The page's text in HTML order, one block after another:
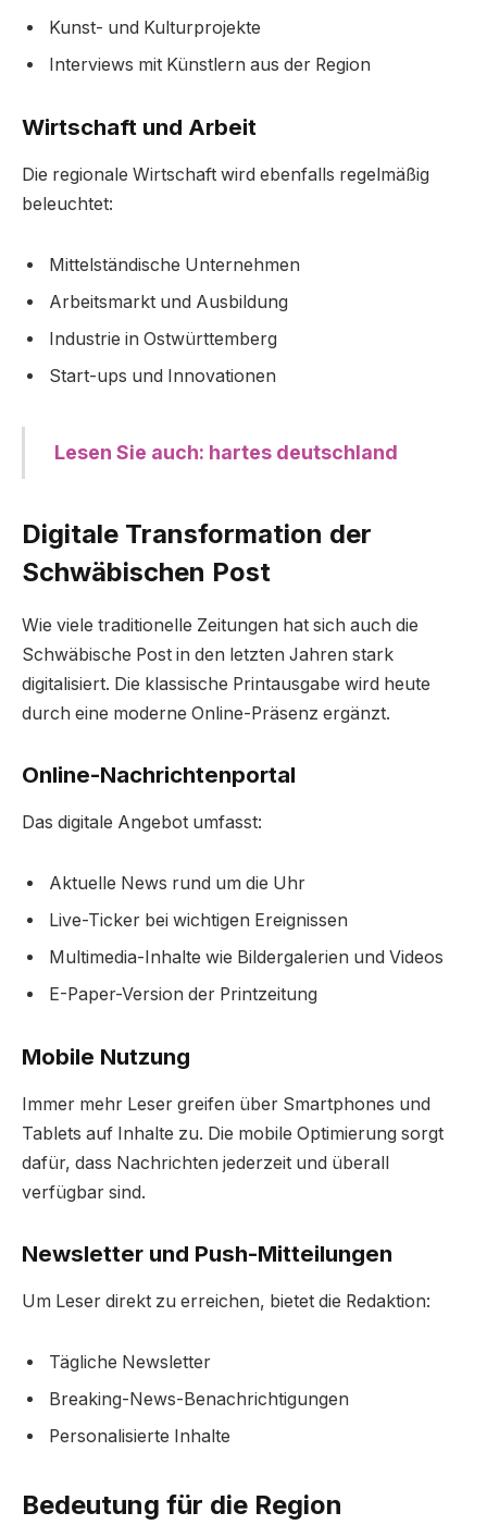
Kunst- und Kulturprojekte
Interviews mit Künstlern aus der Region
Wirtschaft und Arbeit
Die regionale Wirtschaft wird ebenfalls regelmäßig
beleuchtet:
Mittelständische Unternehmen
Arbeitsmarkt und Ausbildung
Industrie in Ostwürttemberg
Start-ups und Innovationen
Lesen Sie auch: hartes deutschland
Digitale Transformation der
Schwäbischen Post
Wie viele traditionelle Zeitungen hat sich auch die
Schwäbische Post in den letzten Jahren stark
digitalisiert. Die klassische Printausgabe wird heute
durch eine moderne Online-Präsenz ergänzt.
Online-Nachrichtenportal
Das digitale Angebot umfasst:
Aktuelle News rund um die Uhr
Live-Ticker bei wichtigen Ereignissen
Multimedia-Inhalte wie Bildergalerien und Videos
E-Paper-Version der Printzeitung
Mobile Nutzung
Immer mehr Leser greifen über Smartphones und
Tablets auf Inhalte zu. Die mobile Optimierung sorgt
dafür, dass Nachrichten jederzeit und überall
verfügbar sind.
Newsletter und Push-Mitteilungen
Um Leser direkt zu erreichen, bietet die Redaktion:
Tägliche Newsletter
Breaking-News-Benachrichtigungen
Personalisierte Inhalte
Bedeutung für die Region